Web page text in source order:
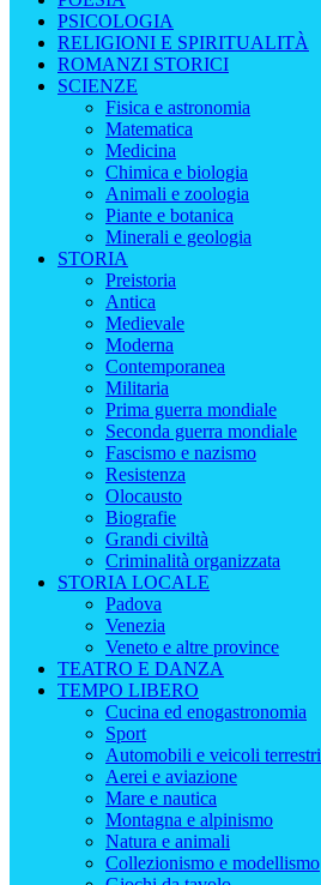
PSICOLOGIA
RELIGIONI E SPIRITUALITÀ
ROMANZI STORICI
SCIENZE
Fisica e astronomia
Matematica
Medicina
Chimica e biologia
Animali e zoologia
Piante e botanica
Minerali e geologia
STORIA
Preistoria
Antica
Medievale
Moderna
Contemporanea
Militaria
Prima guerra mondiale
Seconda guerra mondiale
Fascismo e nazismo
Resistenza
Olocausto
Biografie
Grandi civiltà
Criminalità organizzata
STORIA LOCALE
Padova
Venezia
Veneto e altre province
TEATRO E DANZA
TEMPO LIBERO
Cucina ed enogastronomia
Sport
Automobili e veicoli terrestri
Aerei e aviazione
Mare e nautica
Montagna e alpinismo
Natura e animali
Collezionismo e modellismo